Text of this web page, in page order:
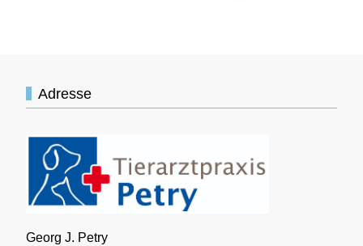
Adresse
Georg J. Petry